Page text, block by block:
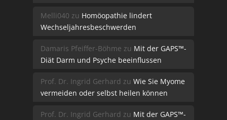
Melli040 zu Homöopathie lindert
Wechseljahresbeschwerden
Damaris Pfeiffer-Böhme zu Mit der GAPS™-
Diät Darm und Psyche beeinflussen
Prof. Dr. Ingrid Gerhard zu Wie Sie Myome
vermeiden oder selbst heilen können
Prof. Dr. Ingrid Gerhard zu Mit der GAPS™-